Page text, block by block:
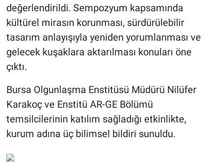
değerlendirildi. Sempozyum kapsamında
kültürel mirasın korunması, sürdürülebilir
tasarım anlayışıyla yeniden yorumlanması ve
gelecek kuşaklara aktarılması konuları öne
çıktı.
Bursa Olgunlaşma Enstitüsü Müdürü Nilüfer
Karakoç ve Enstitü AR-GE Bölümü
temsilcilerinin katılım sağladığı etkinlikte,
kurum adına üç bilimsel bildiri sunuldu.